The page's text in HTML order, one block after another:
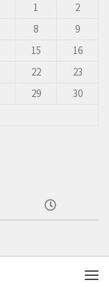
1
2
8
9
15
16
22
23
29
30